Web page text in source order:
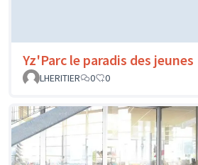
Yz'Parc le paradis des jeunes
LHERITIER
0 0